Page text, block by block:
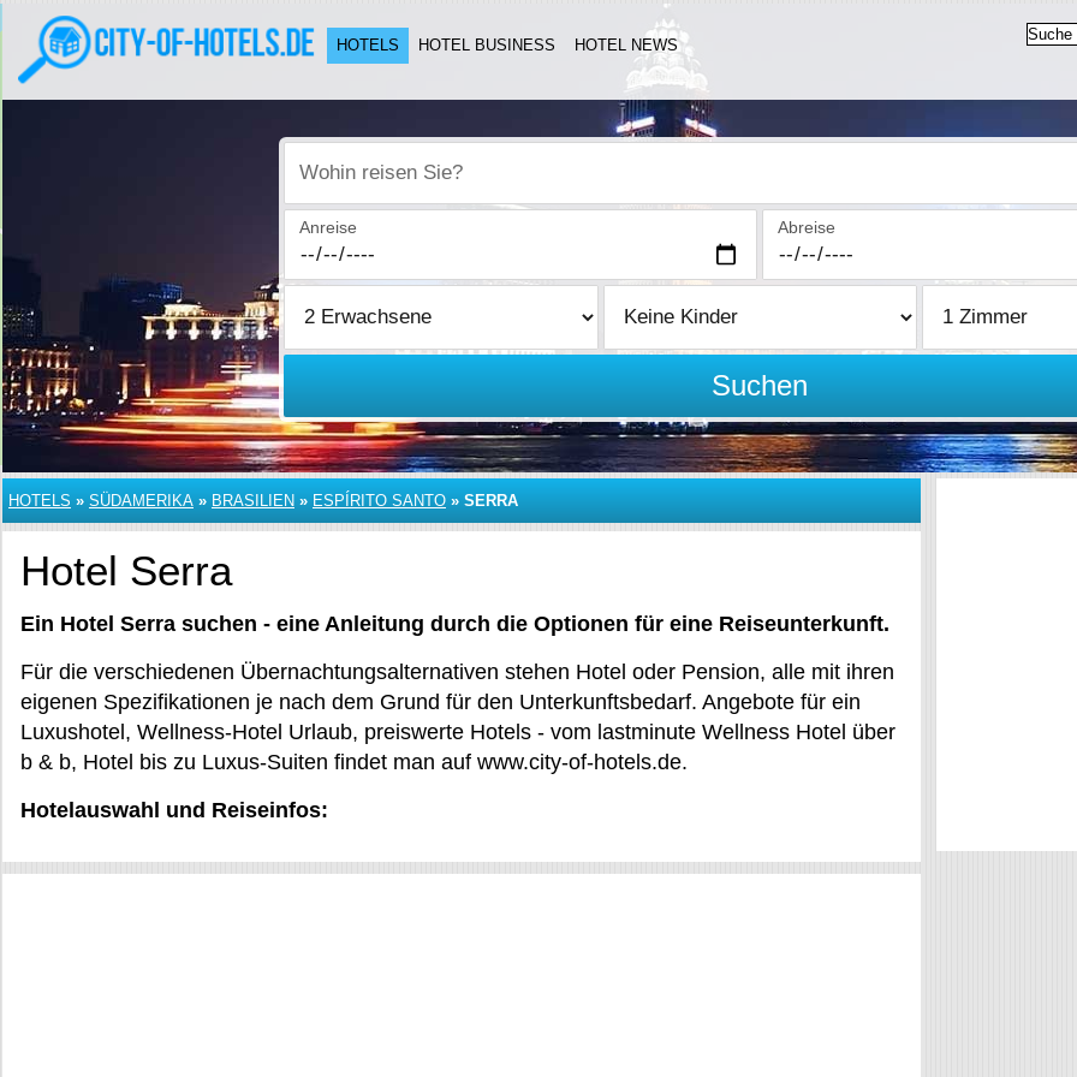
HOTELS HOTEL BUSINESS HOTEL NEWS
Wohin reisen Sie?
Anreise Abreise
Suchen
HOTELS » SÜDAMERIKA » BRASILIEN » ESPÍRITO SANTO » SERRA
Hotel Serra
Ein Hotel Serra suchen - eine Anleitung durch die Optionen für eine Reiseunterkunft.
Für die verschiedenen Übernachtungsalternativen stehen Hotel oder Pension, alle mit ihren
eigenen Spezifikationen je nach dem Grund für den Unterkunftsbedarf. Angebote für ein
Luxushotel, Wellness-Hotel Urlaub, preiswerte Hotels - vom lastminute Wellness Hotel über
b & b, Hotel bis zu Luxus-Suiten findet man auf www.city-of-hotels.de.
Hotelauswahl und Reiseinfos: